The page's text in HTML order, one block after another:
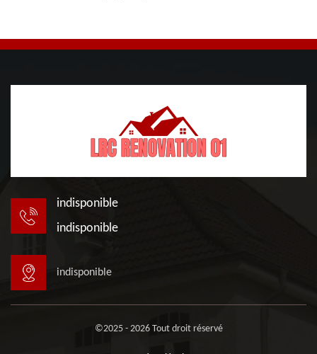
indisponible
indisponible
indisponible
©2025 - 2026 Tout droit réservé